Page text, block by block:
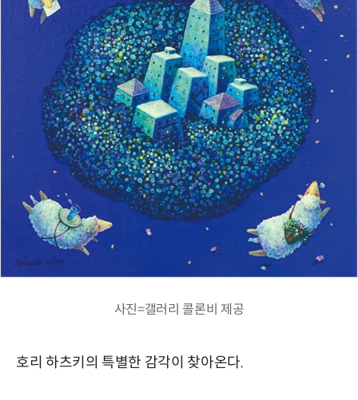
사진=갤러리 콜론비 제공
호리 하츠키의 특별한 감각이 찾아온다.